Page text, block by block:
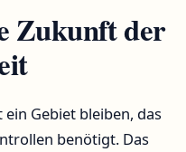
Zukunft der
Gebiet bleiben, das
benötigt. Das